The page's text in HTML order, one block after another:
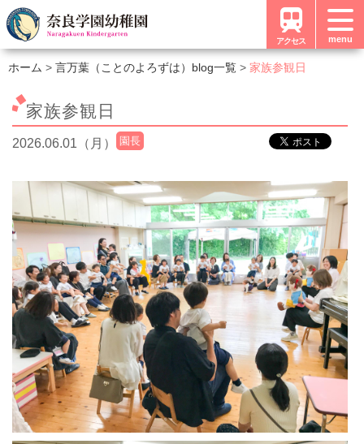
アクセス menu
ホーム 言万葉（ことのよろずは）blog一覧 家族参観日
家族参観日
2026.06.01（月） 園長